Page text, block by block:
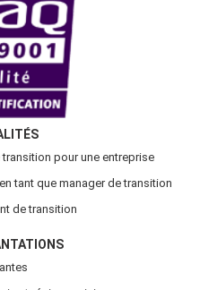
pour une entreprise
tant que manager de transition
de transition